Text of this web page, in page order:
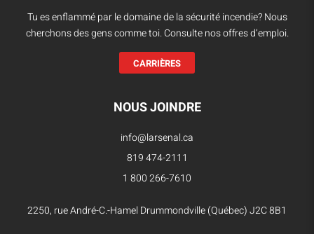
Tu es enflammé par le domaine de la sécurité incendie? Nous
cherchons des gens comme toi. Consulte nos offres d’emploi.
CARRIÈRES
NOUS JOINDRE
info@larsenal.ca
819 474-2111
1 800 266-7610
2250, rue André-C.-Hamel Drummondville (Québec) J2C 8B1